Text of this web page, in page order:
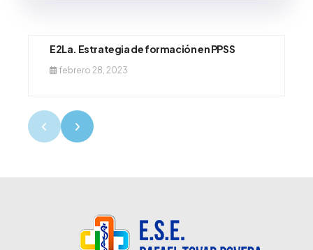
E2La. Estrategia de formación en PPSS
febrero 28, 2023